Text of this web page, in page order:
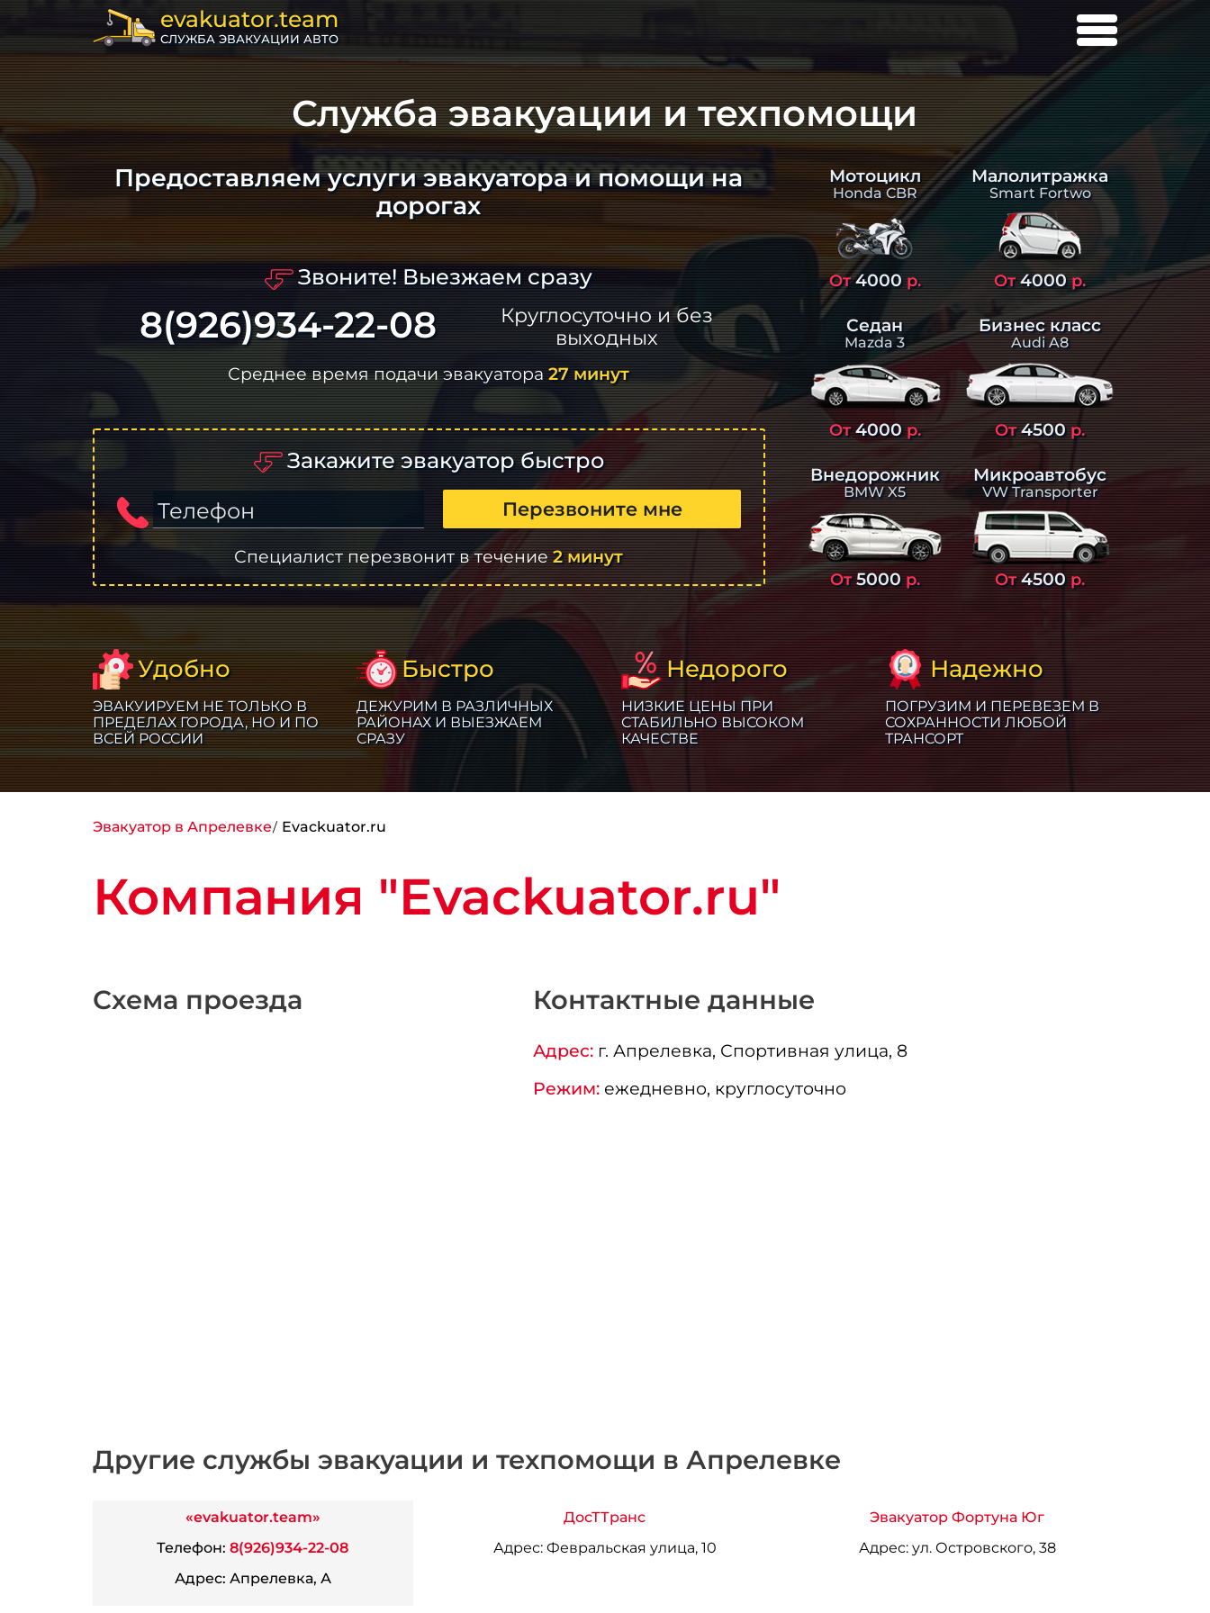
evakuator.team
СЛУЖБА ЭВАКУАЦИИ АВТО
Служба эвакуации и техпомощи
Предоставляем услуги эвакуатора и помощи на
дорогах
Звоните! Выезжаем сразу
8(926)934-22-08
Круглосуточно и без
выходных
Среднее время подачи эвакуатора27 минут
Закажите эвакуатор быстро
Телефон
Перезвоните мне
Специалист перезвонит в течение2 минут
Мотоцикл
Honda CBR
От4000р.
Малолитражка
Smart Fortwo
От4000р.
Седан
Mazda 3
От4000р.
Бизнес класс
Audi A8
От4500р.
Внедорожник
BMW X5
От5000р.
Микроавтобус
VW Transporter
От4500р.
Удобно
ЭВАКУИРУЕМ НЕ ТОЛЬКО В
ПРЕДЕЛАХ ГОРОДА, НО И ПО
ВСЕЙ РОССИИ
Быстро
ДЕЖУРИМ В РАЗЛИЧНЫХ
РАЙОНАХ И ВЫЕЗЖАЕМ
СРАЗУ
Недорого
НИЗКИЕ ЦЕНЫ ПРИ
СТАБИЛЬНО ВЫСОКОМ
КАЧЕСТВЕ
Надежно
ПОГРУЗИМ И ПЕРЕВЕЗЕМ В
СОХРАННОСТИ ЛЮБОЙ
ТРАНСОРТ
Эвакуатор в Апрелевке Evackuator.ru
Компания "Evackuator.ru"
Схема проезда Контактные данные
Адрес:г. Апрелевка, Спортивная улица, 8
Режим:ежедневно, круглосуточно
Другие службы эвакуации и техпомощи в Апрелевке
«evakuator.team»
Телефон: 8(926)934-22-08
Адрес: Апрелевка, А
ДосТТранс
Адрес:Февральская улица, 10
Эвакуатор Фортуна Юг
Адрес:ул. Островского, 38